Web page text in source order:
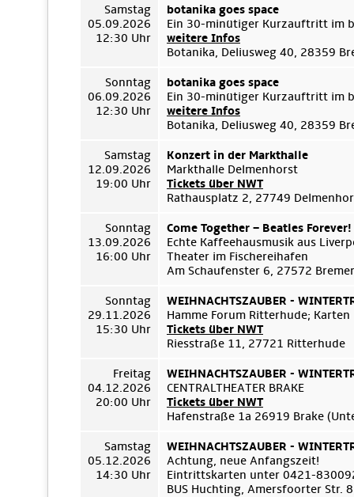
Samstag
05.09.2026
12:30 Uhr
botanika goes space
Ein 30-minütiger Kurzauftritt im
weitere Infos
Botanika, Deliusweg 40, 28359
Sonntag
06.09.2026
12:30 Uhr
botanika goes space
Ein 30-minütiger Kurzauftritt im
weitere Infos
Botanika, Deliusweg 40, 28359
Samstag
12.09.2026
19:00 Uhr
Konzert in der Markthalle
Markthalle Delmenhorst
Tickets über NWT
Rathausplatz 2, 27749
Sonntag
13.09.2026
16:00 Uhr
Come Together – Beatles Forever!
Echte Kaffeehausmusik aus
Theater im Fischereihafen
Am Schaufenster 6, 27572
Sonntag
29.11.2026
15:30 Uhr
WEIHNACHTSZAUBER -
Hamme Forum Ritterhude;
Tickets über NWT
Riesstraße 11, 27721 Ritterhude
Freitag
04.12.2026
20:00 Uhr
WEIHNACHTSZAUBER -
CENTRALTHEATER BRAKE
Tickets über NWT
Hafenstraße 1a 26919 Brake
Samstag
05.12.2026
14:30 Uhr
WEIHNACHTSZAUBER -
Achtung, neue Anfangszeit!
Eintrittskarten unter 0421-
BUS Huchting, Amersfoorter Str.